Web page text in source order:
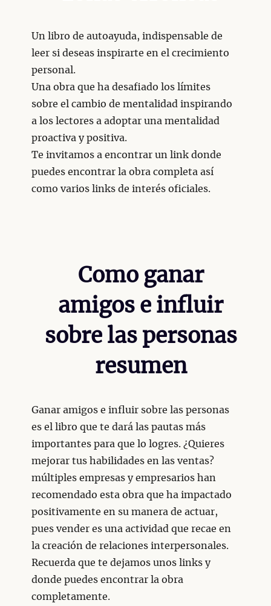
Un libro de autoayuda, indispensable de
leer si deseas inspirarte en el crecimiento
personal.
Una obra que ha desafiado los límites
sobre el cambio de mentalidad inspirando
a los lectores a adoptar una mentalidad
proactiva y positiva.
Te invitamos a encontrar un link donde
puedes encontrar la obra completa así
como varios links de interés oficiales.
Como ganar
amigos e influir
sobre las personas
resumen
Ganar amigos e influir sobre las personas
es el libro que te dará las pautas más
importantes para que lo logres. ¿Quieres
mejorar tus habilidades en las ventas?
múltiples empresas y empresarios han
recomendado esta obra que ha impactado
positivamente en su manera de actuar,
pues vender es una actividad que recae en
la creación de relaciones interpersonales.
Recuerda que te dejamos unos links y
donde puedes encontrar la obra
completamente.